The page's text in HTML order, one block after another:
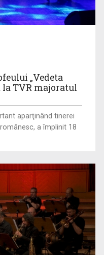
și tricolorii luptă
„Vedeta
la TVR majoratul
aparţinând tinerei
a împlinit 18